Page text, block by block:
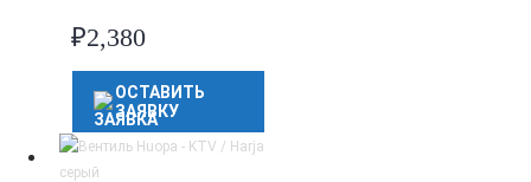
₽2,380
ОСТАВИТЬ
ЗАЯВКУ